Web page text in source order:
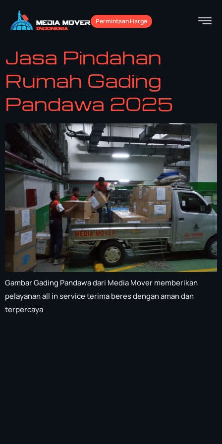
Permintaan Harga
Jasa Pindahan
Rumah Gading
Pandawa 2025
Gambar Gading Pandawa dari Media Mover memberikan
pelayanan all in service terima beres dengan aman dan
terpercaya